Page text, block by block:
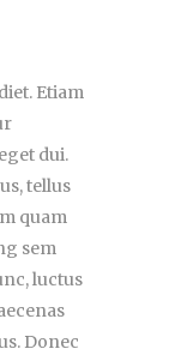
Etiam
dui.
tellus
quam
sem
luctus
Donec